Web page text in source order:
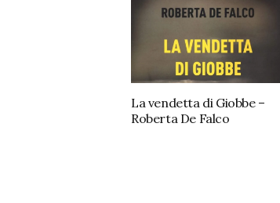
La vendetta di Giobbe –
Roberta De Falco